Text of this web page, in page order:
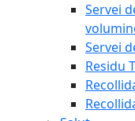
Servei
Servei
Residu